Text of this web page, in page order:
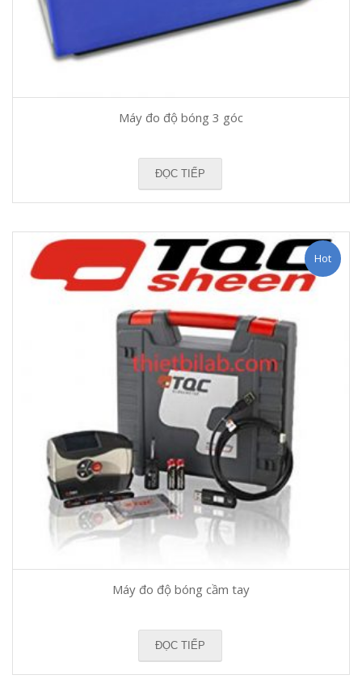
Máy đo độ bóng 3 góc
ĐỌC TIẾP
Hot
Máy đo độ bóng cầm tay
ĐỌC TIẾP